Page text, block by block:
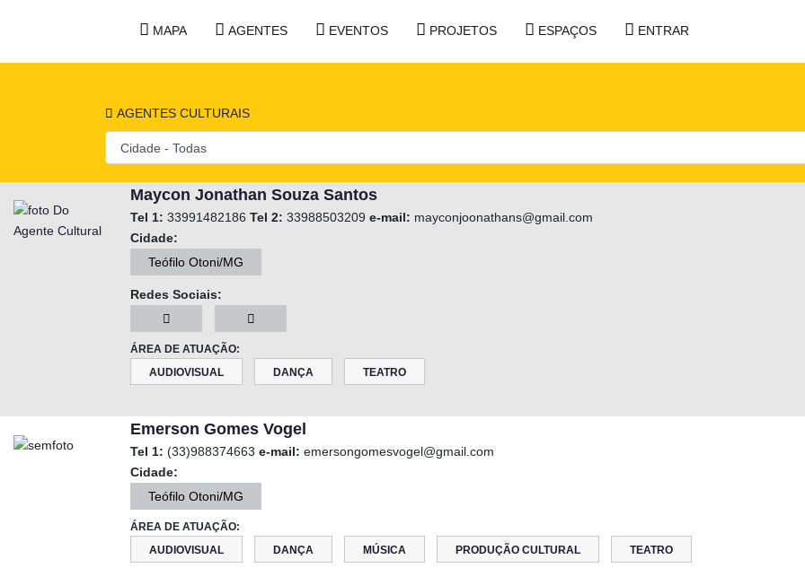
MAPA AGENTES EVENTOS PROJETOS ESPAÇOS ENTRAR
AGENTES CULTURAIS
Maycon Jonathan Souza Santos
Tel 1: 33991482186 Tel 2: 33988503209 e-mail: mayconjoonathans@gmail.com
Cidade:
Teófilo Otoni/MG
Redes Sociais:
ÁREA DE ATUAÇÃO:
AUDIOVISUAL
DANÇA TEATRO
Emerson Gomes Vogel
Tel 1: (33)988374663 e-mail: emersongomesvogel@gmail.com
Cidade:
Teófilo Otoni/MG
ÁREA DE ATUAÇÃO:
AUDIOVISUAL
DANÇA MÚSICA PRODUÇÃO CULTURAL TEATRO